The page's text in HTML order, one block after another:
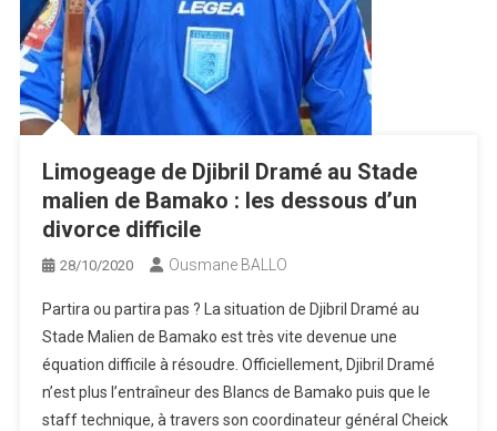
Limogeage de Djibril Dramé au Stade
malien de Bamako : les dessous d’un
divorce difficile
28/10/2020 Ousmane BALLO
Partira ou partira pas ? La situation de Djibril Dramé au
Stade Malien de Bamako est très vite devenue une
équation difficile à résoudre. Officiellement, Djibril Dramé
n’est plus l’entraîneur des Blancs de Bamako puis que le
staff technique, à travers son coordinateur général Cheick